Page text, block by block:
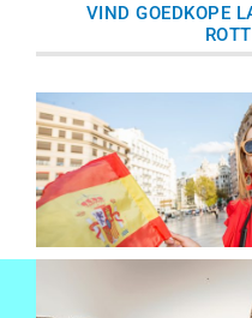
VIND GOEDKOPE